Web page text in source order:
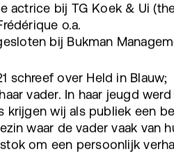
actrice bij TG Koek & Ui
o.a.
bij Bukman
schreef over Held in Blauw;
vader. In haar jeugd
krijgen wij als publiek een
waar de vader vaak van
om een persoonlijk